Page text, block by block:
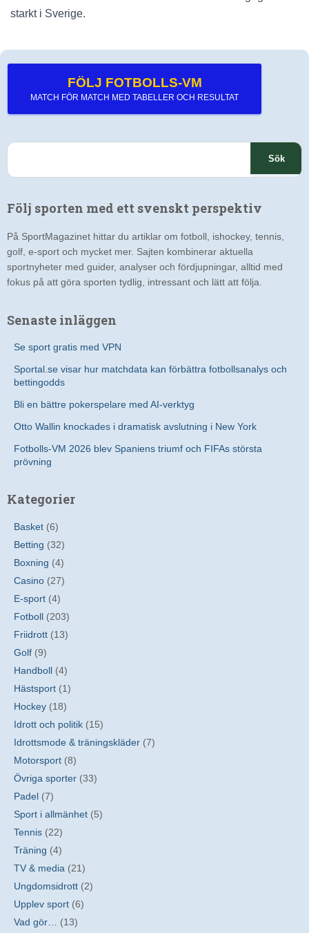
starkt i Sverige.
FÖLJ FOTBOLLS-VM
MATCH FÖR MATCH MED TABELLER OCH RESULTAT
S
k
f
e
r
:
Följ sporten med ett svenskt perspektiv
På SportMagazinet hittar du artiklar om fotboll, ishockey, tennis,
golf, e-sport och mycket mer. Sajten kombinerar aktuella
sportnyheter med guider, analyser och fördjupningar, alltid med
fokus på att göra sporten tydlig, intressant och lätt att följa.
Senaste inläggen
Se sport gratis med VPN
Sportal.se visar hur matchdata kan förbättra fotbollsanalys och
bettingodds
Bli en bättre pokerspelare med AI-verktyg
Otto Wallin knockades i dramatisk avslutning i New York
Fotbolls-VM 2026 blev Spaniens triumf och FIFAs största
prövning
Kategorier
Basket (6)
Betting (32)
Boxning (4)
Casino (27)
E-sport (4)
Fotboll (203)
Friidrott (13)
Golf (9)
Handboll (4)
Hästsport (1)
Hockey (18)
Idrott och politik (15)
Idrottsmode & träningskläder (7)
Motorsport (8)
Övriga sporter (33)
Padel (7)
Sport i allmänhet (5)
Tennis (22)
Träning (4)
TV & media (21)
Ungdomsidrott (2)
Upplev sport (6)
Vad gör…
(13)